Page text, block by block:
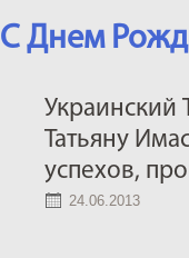
С Днем
Украинский
Татьяну
успехов,
24.06.2013